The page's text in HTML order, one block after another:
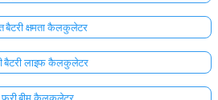
बैटरी क्षमता कैलकुलेटर
बैटरी लाइफ कैलकुलेटर